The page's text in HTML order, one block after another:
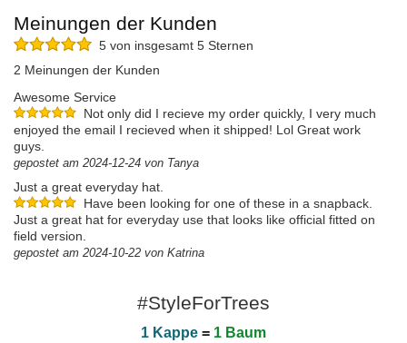
Meinungen der Kunden
5 von insgesamt 5 Sternen
2 Meinungen der Kunden
Awesome Service
Not only did I recieve my order quickly, I very much
enjoyed the email I recieved when it shipped! Lol Great work
guys.
gepostet am 2024-12-24 von Tanya
Just a great everyday hat.
Have been looking for one of these in a snapback.
Just a great hat for everyday use that looks like official fitted on
field version.
gepostet am 2024-10-22 von Katrina
#StyleForTrees
1 Kappe = 1 Baum